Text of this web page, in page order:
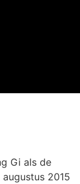
Gi als de
2015